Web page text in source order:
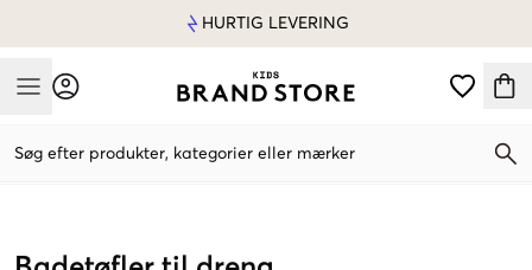
HURTIG LEVERING
Mobile Menu
Søg efter produkter, kategorier eller mærker